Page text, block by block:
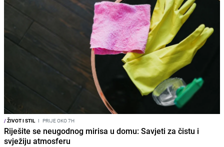
/ŽIVOT I STIL I PRIJE OKO 7H
Riješite se neugodnog mirisa u domu: Savjeti za čistu i
svježiju atmosferu